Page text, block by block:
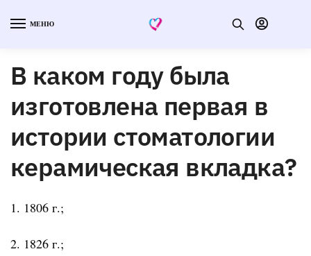
МЕНЮ
В каком году была
изготовлена первая в
истории стоматологии
керамическая вкладка?
1. 1806 г.;
2. 1826 г.;